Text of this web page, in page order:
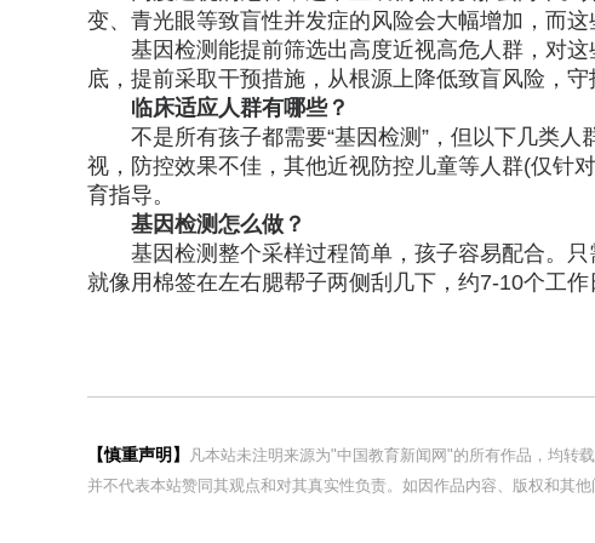
变、青光眼等致盲性并发症的风险会大幅增加，而这
基因检测能提前筛选出高度近视高危人群，对
底，提前采取干预措施，从根源上降低致盲风险，守
临床适应人群有哪些？
不是所有孩子都需要“基因检测”，但以下几类
视，防控效果不佳，其他近视防控儿童等人群(仅针
育指导。
基因检测怎么做？
基因检测整个采样过程简单，孩子容易配合。
就像用棉签在左右腮帮子两侧刮几下，约7-10个工作
【慎重声明】
凡本站未注明来源为"中国教育新闻网"的所有作品，均转
并不代表本站赞同其观点和对其真实性负责。如因作品内容、版权和其